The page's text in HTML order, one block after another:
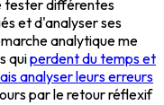
tester différentes
et d'analyser ses
analytique me
quiperdent du temps et
analyser leurs erreurs
par le retour réflexif